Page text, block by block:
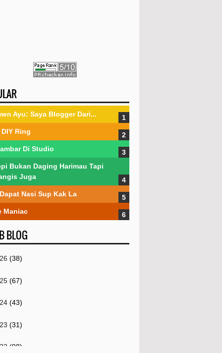
Ayu: Saya Blogger Dari...
DIY Ring
Di Studio
Bukan Daging Harimau Tapi
Juga
Nasi Sup Kak La
Maniac
BLOG
(38)
(67)
(43)
(31)
(98)